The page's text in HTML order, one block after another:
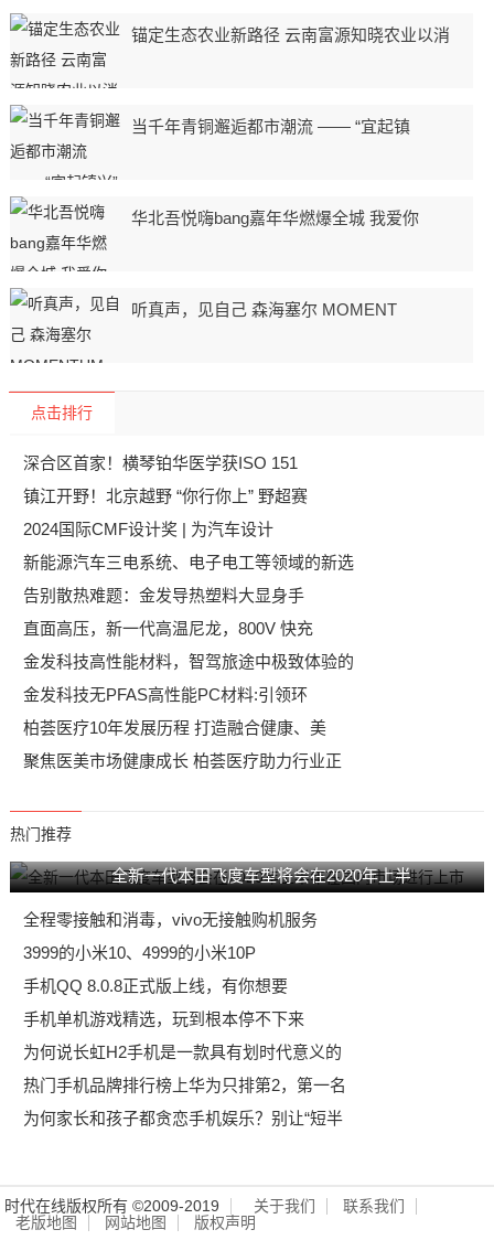
锚定生态农业新路径 云南富源知晓农业以消
当千年青铜邂逅都市潮流 —— “宜起镇
华北吾悦嗨bang嘉年华燃爆全城 我爱你
听真声，见自己 森海塞尔 MOMENT
点击排行
深合区首家！横琴铂华医学获ISO 151
镇江开野！北京越野 “你行你上” 野超赛
2024国际CMF设计奖 | 为汽车设计
新能源汽车三电系统、电子电工等领域的新选
告别散热难题：金发导热塑料大显身手
直面高压，新一代高温尼龙，800V 快充
金发科技高性能材料，智驾旅途中极致体验的
金发科技无PFAS高性能PC材料:引领环
柏荟医疗10年发展历程 打造融合健康、美
聚焦医美市场健康成长 柏荟医疗助力行业正
热门推荐
全新一代本田飞度车型将会在2020年上半
全程零接触和消毒，vivo无接触购机服务
3999的小米10、4999的小米10P
手机QQ 8.0.8正式版上线，有你想要
手机单机游戏精选，玩到根本停不下来
为何说长虹H2手机是一款具有划时代意义的
热门手机品牌排行榜上华为只排第2，第一名
为何家长和孩子都贪恋手机娱乐？别让“短半
时代在线版权所有 ©2009-2019 关于我们
联系我们
老版地图
网站地图 版权声明